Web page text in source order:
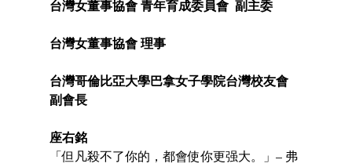
台灣女董事協會 青年育成委員會  副主委
台灣女董事協會 理事
台灣哥倫比亞大學巴拿女子學院台灣校友會
副會長
座右銘
「但凡殺不了你的，都會使你更强大。」– 弗